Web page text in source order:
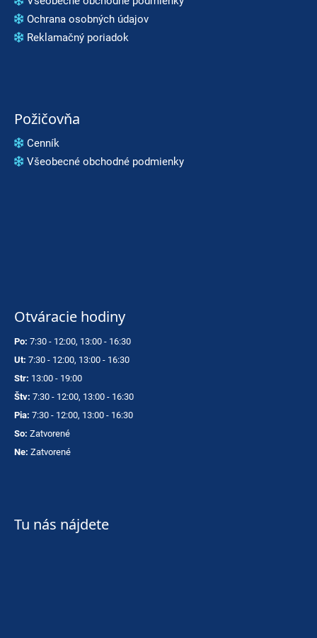
Ochrana osobných údajov
Reklamačný poriadok
Požičovňa
Cenník
Všeobecné obchodné podmienky
Otváracie hodiny
Po: 7:30 - 12:00, 13:00 - 16:30
Ut: 7:30 - 12:00, 13:00 - 16:30
Str: 13:00 - 19:00
Štv: 7:30 - 12:00, 13:00 - 16:30
Pia: 7:30 - 12:00, 13:00 - 16:30
So: Zatvorené
Ne: Zatvorené
Tu nás nájdete